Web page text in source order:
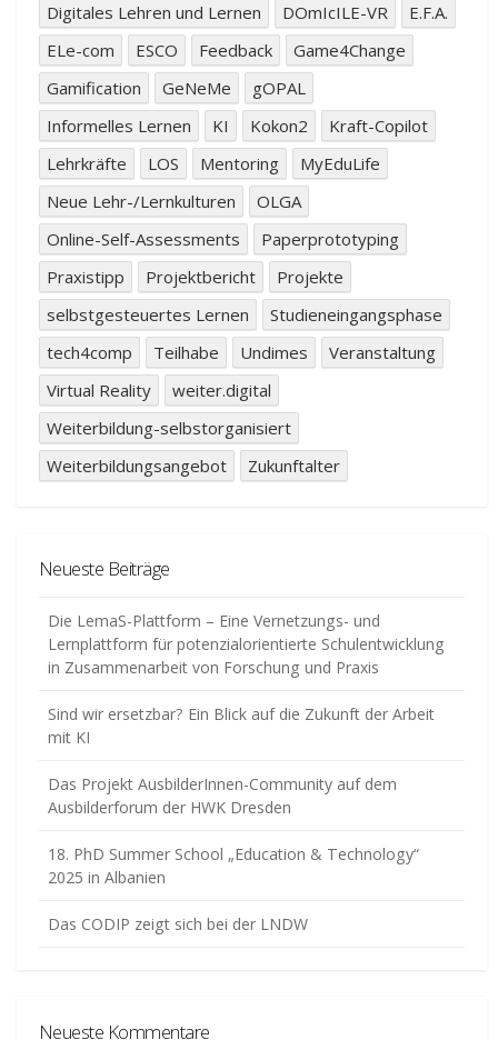
Digitales Lehren und Lernen
DOmIcILE-VR
E.F.A.
ELe-com
ESCO Feedback
Game4Change
Gamification
GeNeMe
gOPAL
Informelles Lernen
KI Kokon2
Kraft-Copilot
Lehrkräfte
LOS Mentoring
MyEduLife
Neue Lehr-/Lernkulturen
OLGA
Online-Self-Assessments
Paperprototyping
Praxistipp
Projektbericht
Projekte
selbstgesteuertes Lernen
Studieneingangsphase
tech4comp
Teilhabe Undimes
Veranstaltung
Virtual Reality
weiter.digital
Weiterbildung-selbstorganisiert
Weiterbildungsangebot
Zukunftalter
Neueste Beiträge
Die LemaS-Plattform – Eine Vernetzungs- und
Lernplattform für potenzialorientierte Schulentwicklung
in Zusammenarbeit von Forschung und Praxis
Sind wir ersetzbar? Ein Blick auf die Zukunft der Arbeit
mit KI
Das Projekt AusbilderInnen-Community auf dem
Ausbilderforum der HWK Dresden
18. PhD Summer School „Education & Technology“
2025 in Albanien
Das CODIP zeigt sich bei der LNDW
Neueste Kommentare